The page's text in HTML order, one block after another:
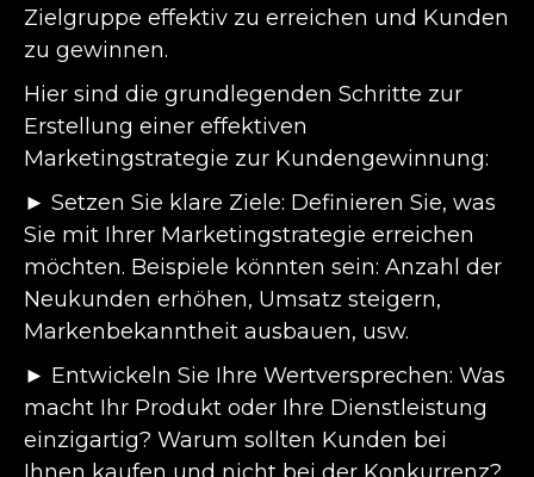
Zielgruppe effektiv zu erreichen und Kunden
zu gewinnen.
Hier sind die grundlegenden Schritte zur
Erstellung einer effektiven
Marketingstrategie zur Kundengewinnung:
► Setzen Sie klare Ziele: Definieren Sie, was
Sie mit Ihrer Marketingstrategie erreichen
möchten. Beispiele könnten sein: Anzahl der
Neukunden erhöhen, Umsatz steigern,
Markenbekanntheit ausbauen, usw.
► Entwickeln Sie Ihre Wertversprechen: Was
macht Ihr Produkt oder Ihre Dienstleistung
einzigartig? Warum sollten Kunden bei
Ihnen kaufen und nicht bei der Konkurrenz?